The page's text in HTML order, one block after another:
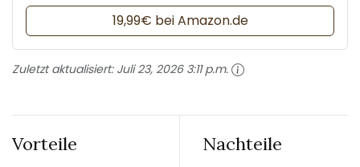
19,99€ bei Amazon.de
Zuletzt aktualisiert: Juli 23, 2026 3:11 p.m.
Vorteile Nachteile